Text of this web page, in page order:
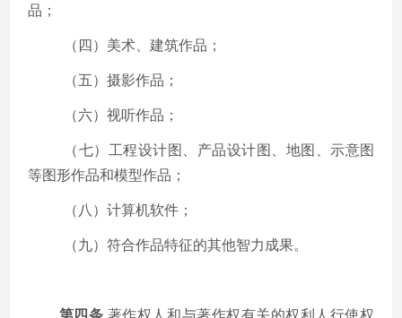
品；
（四）美术、建筑作品；
（五）摄影作品；
（六）视听作品；
（七）工程设计图、产品设计图、地图、示意图
等图形作品和模型作品；
（八）计算机软件；
（九）符合作品特征的其他智力成果。
第四条 著作权人和与著作权有关的权利人行使权